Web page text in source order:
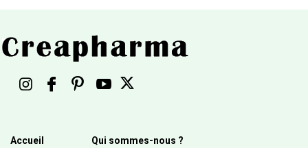
Accueil Qui sommes-nous ?